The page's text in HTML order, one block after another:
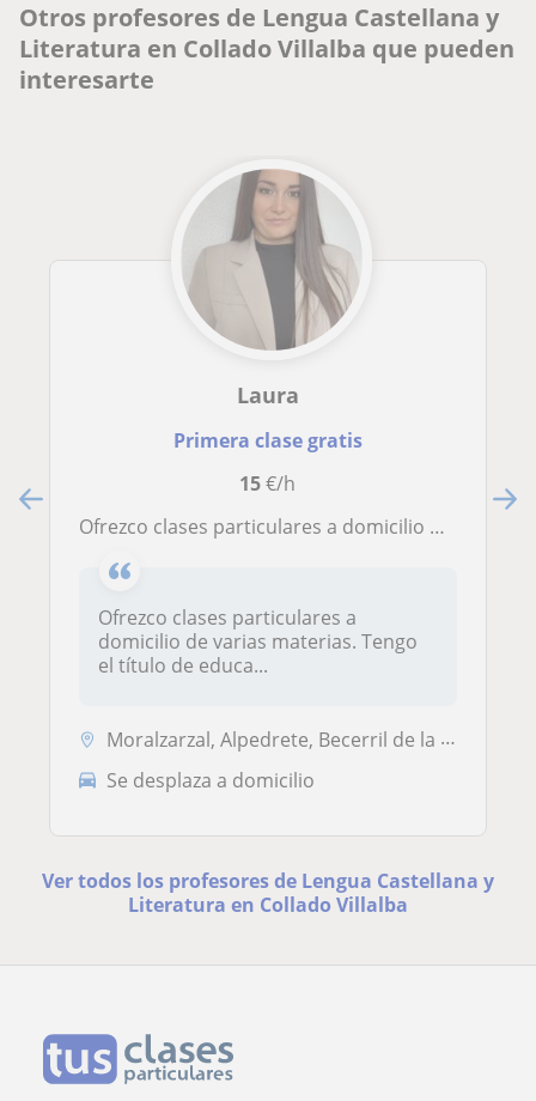
Otros profesores de Lengua Castellana y
Literatura en Collado Villalba que pueden
interesarte
Laura
Primera clase gratis
15€/h
Ofrezco clases particulares a domicilio de varias materias. Gran experiencia impartiendo clases
Ofrezco clases particulares a
domicilio de varias materias. Tengo
el título de educa...
Moralzarzal, Alpedrete, Becerril de la Sierra, Collado Mediano, Collad...
Se desplaza a domicilio
Ver todos los profesores de Lengua Castellana y
Literatura en Collado Villalba